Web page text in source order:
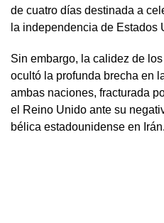
de cuatro días destinada a
la independencia de Estados
Sin embargo, la calidez de
ocultó la profunda brecha en
ambas naciones, fracturada
el Reino Unido ante su
bélica estadounidense en Irán.